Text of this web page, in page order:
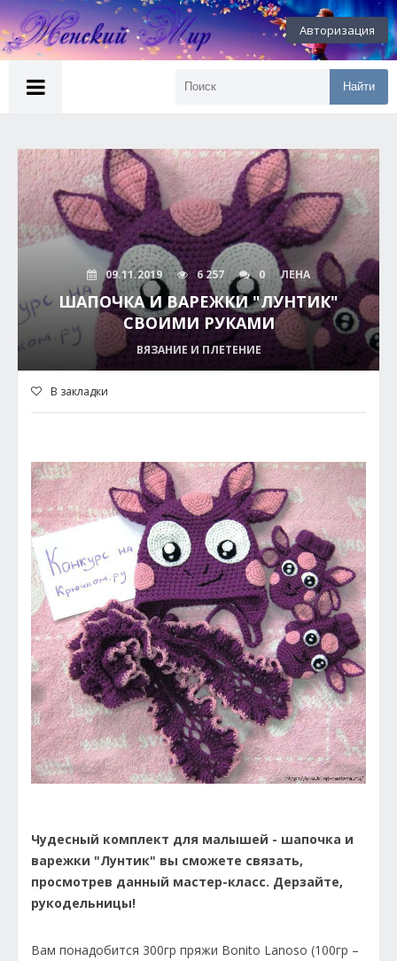
Авторизация
Найти
09.11.2019 6 257 0 ЛЕНА
ШАПОЧКА И ВАРЕЖКИ "ЛУНТИК"
СВОИМИ РУКАМИ
ВЯЗАНИЕ И ПЛЕТЕНИЕ
В закладки
Чудесный комплект для малышей - шапочка и
варежки "Лунтик" вы сможете связать,
просмотрев данный мастер-класс. Дерзайте,
рукодельницы!
Вам понадобится 300гр пряжи Bonito Lanoso (100гр –